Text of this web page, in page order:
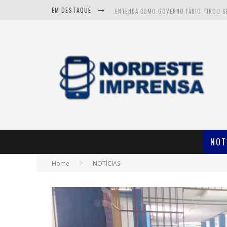
EM DESTAQUE
CNJ APROVA FIM DA APOSENTADORIA
Home NOTÍCIAS